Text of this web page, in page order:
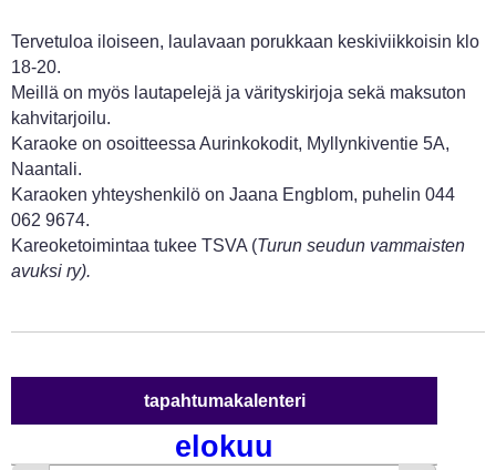
Tervetuloa iloiseen, laulavaan porukkaan keskiviikkoisin klo
18-20.
Meillä on myös lautapelejä ja värityskirjoja sekä maksuton
kahvitarjoilu.
Karaoke on osoitteessa Aurinkokodit, Myllynkiventie 5A,
Naantali.
Karaoken yhteyshenkilö on Jaana Engblom, puhelin 044
062 9674.
Kareoketoimintaa tukee TSVA (Turun seudun vammaisten
avuksi ry).
tapahtumakalenteri
elokuu